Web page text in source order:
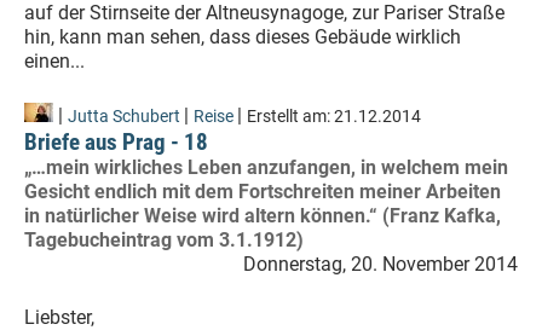
auf der Stirnseite der Altneusynagoge, zur Pariser Straße
hin, kann man sehen, dass dieses Gebäude wirklich
einen...
| Jutta Schubert | Reise | Erstellt am:21.12.2014
Briefe aus Prag - 18
„…mein wirkliches Leben anzufangen, in welchem mein
Gesicht endlich mit dem Fortschreiten meiner Arbeiten
in natürlicher Weise wird altern können.“ (Franz Kafka,
Tagebucheintrag vom 3.1.1912)
Donnerstag, 20. November 2014
Liebster,